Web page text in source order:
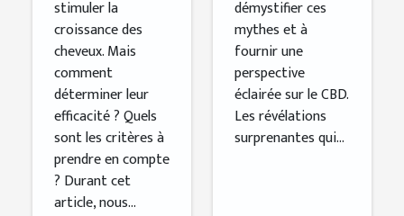
stimuler la
croissance des
cheveux. Mais
comment
déterminer leur
efficacité ? Quels
sont les critères à
prendre en compte
? Durant cet
article, nous...
démystifier ces
mythes et à
fournir une
perspective
éclairée sur le CBD.
Les révélations
surprenantes qui...